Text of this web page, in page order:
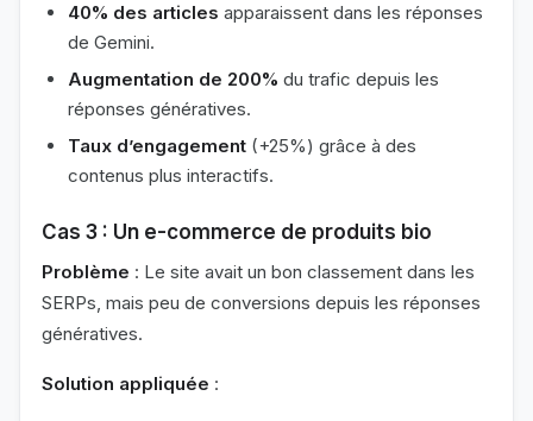
40% des articles apparaissent dans les réponses
de Gemini.
Augmentation de 200% du trafic depuis les
réponses génératives.
Taux d’engagement (+25%) grâce à des
contenus plus interactifs.
Cas 3 : Un e-commerce de produits bio
Problème : Le site avait un bon classement dans les
SERPs, mais peu de conversions depuis les réponses
génératives.
Solution appliquée :